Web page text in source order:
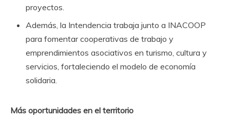
proyectos.
Además, la Intendencia trabaja junto a INACOOP
para fomentar cooperativas de trabajo y
emprendimientos asociativos en turismo, cultura y
servicios, fortaleciendo el modelo de economía
solidaria.
Más oportunidades en el territorio